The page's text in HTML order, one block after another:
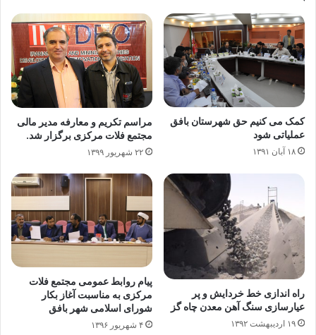
کمک می کنیم حق شهرستان بافق
عملیاتی شود
۱۸ آبان ۱۳۹۱
مراسم تکریم و معارفه مدیر مالی
مجتمع فلات مرکزی برگزار شد.
۲۲ شهریور ۱۳۹۹
راه اندازی خط خردایش و پر
عیارسازی سنگ آهن معدن چاه گز
۱۹ اردیبهشت ۱۳۹۲
پیام روابط عمومی مجتمع فلات
مرکزی به مناسبت آغاز بکار
شورای اسلامی شهر بافق
۴ شهریور ۱۳۹۶